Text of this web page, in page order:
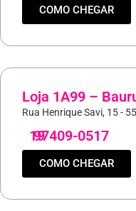
COMO CHEGAR
Loja 1A99 –
Rua Henrique Savi, 15 -
19
97409-0517
COMO CHEGAR